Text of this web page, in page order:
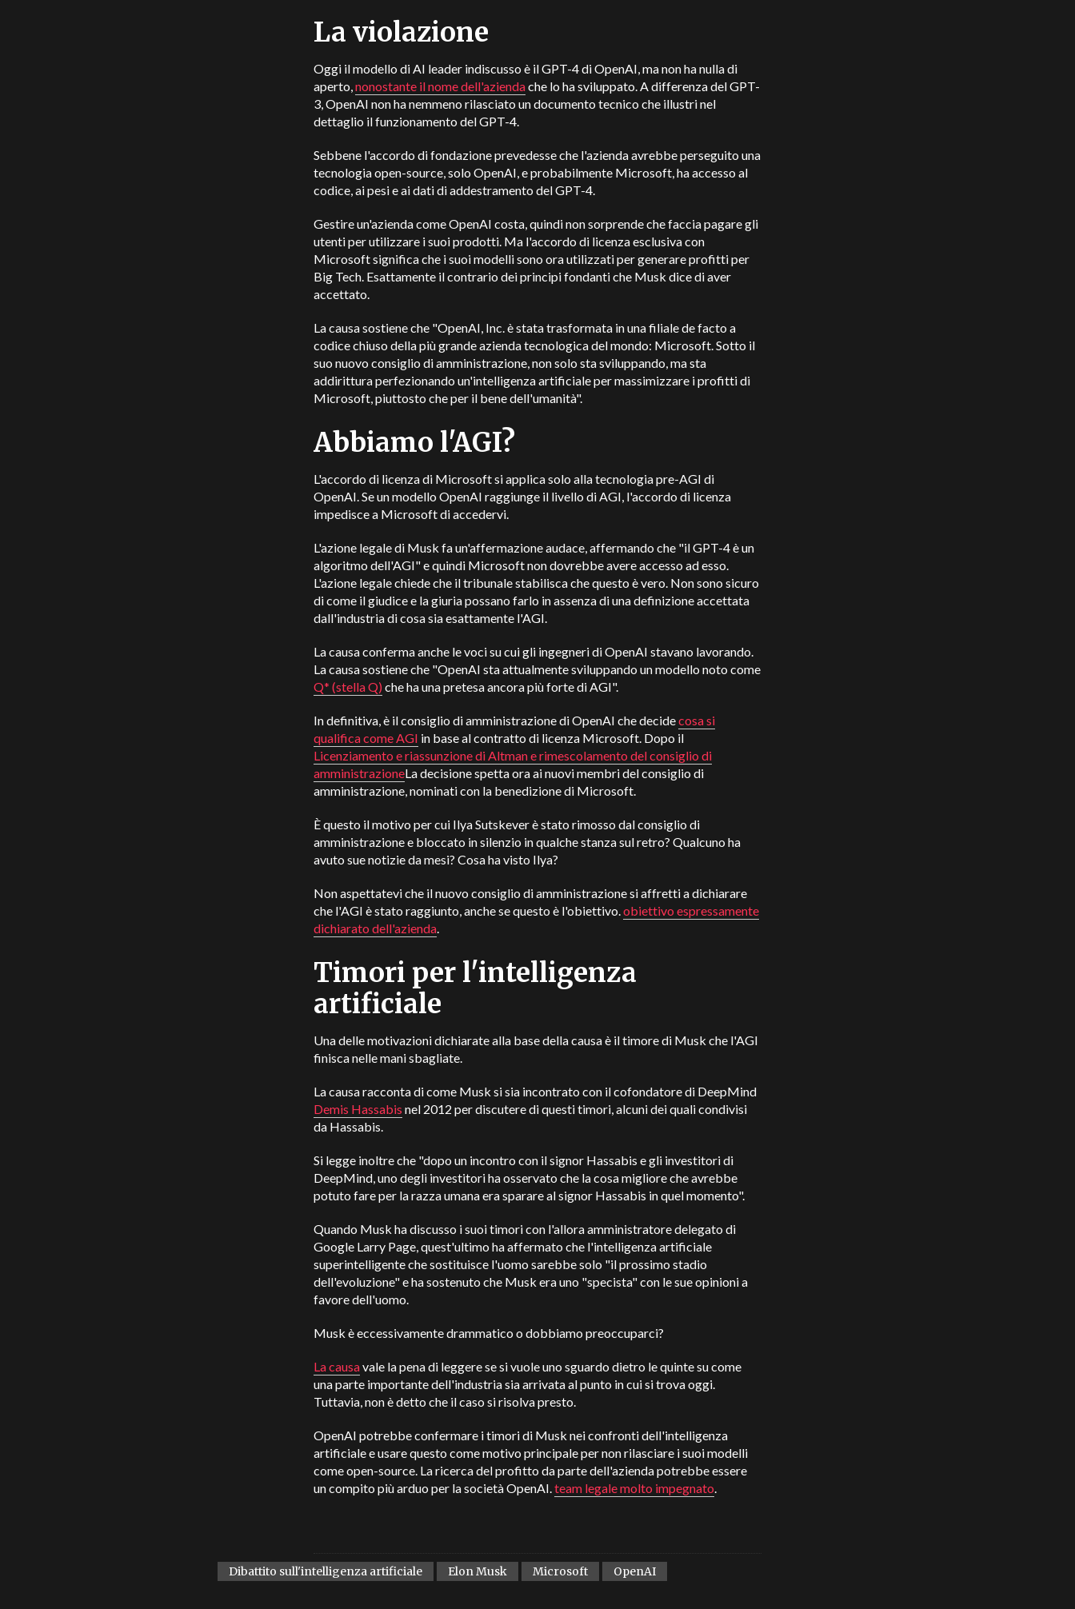
La violazione
Oggi il modello di AI leader indiscusso è il GPT-4 di OpenAI, ma non ha nulla di
aperto,nonostante il nome dell'aziendache lo ha sviluppato. A differenza del GPT-
3, OpenAI non ha nemmeno rilasciato un documento tecnico che illustri nel
dettaglio il funzionamento del GPT-4.
Sebbene l'accordo di fondazione prevedesse che l'azienda avrebbe perseguito una
tecnologia open-source, solo OpenAI, e probabilmente Microsoft, ha accesso al
codice, ai pesi e ai dati di addestramento del GPT-4.
Gestire un'azienda come OpenAI costa, quindi non sorprende che faccia pagare gli
utenti per utilizzare i suoi prodotti. Ma l'accordo di licenza esclusiva con
Microsoft significa che i suoi modelli sono ora utilizzati per generare profitti per
Big Tech. Esattamente il contrario dei principi fondanti che Musk dice di aver
accettato.
La causa sostiene che "OpenAI, Inc. è stata trasformata in una filiale de facto a
codice chiuso della più grande azienda tecnologica del mondo: Microsoft. Sotto il
suo nuovo consiglio di amministrazione, non solo sta sviluppando, ma sta
addirittura perfezionando un'intelligenza artificiale per massimizzare i profitti di
Microsoft, piuttosto che per il bene dell'umanità".
Abbiamo l'AGI?
L'accordo di licenza di Microsoft si applica solo alla tecnologia pre-AGI di
OpenAI. Se un modello OpenAI raggiunge il livello di AGI, l'accordo di licenza
impedisce a Microsoft di accedervi.
L'azione legale di Musk fa un'affermazione audace, affermando che "il GPT-4 è un
algoritmo dell'AGI" e quindi Microsoft non dovrebbe avere accesso ad esso.
L'azione legale chiede che il tribunale stabilisca che questo è vero. Non sono sicuro
di come il giudice e la giuria possano farlo in assenza di una definizione accettata
dall'industria di cosa sia esattamente l'AGI.
La causa conferma anche le voci su cui gli ingegneri di OpenAI stavano lavorando.
La causa sostiene che "OpenAI sta attualmente sviluppando un modello noto come
Q* (stella Q)che ha una pretesa ancora più forte di AGI".
In definitiva, è il consiglio di amministrazione di OpenAI che decidecosa si
qualifica come AGI in base al contratto di licenza Microsoft. Dopo il
Licenziamento e riassunzione di Altman e rimescolamento del consiglio di
amministrazioneLa decisione spetta ora ai nuovi membri del consiglio di
amministrazione, nominati con la benedizione di Microsoft.
È questo il motivo per cui Ilya Sutskever è stato rimosso dal consiglio di
amministrazione e bloccato in silenzio in qualche stanza sul retro? Qualcuno ha
avuto sue notizie da mesi? Cosa ha visto Ilya?
Non aspettatevi che il nuovo consiglio di amministrazione si affretti a dichiarare
che l'AGI è stato raggiunto, anche se questo è l'obiettivo.obiettivo espressamente
dichiarato dell'azienda.
Timori per l'intelligenza
artificiale
Una delle motivazioni dichiarate alla base della causa è il timore di Musk che l'AGI
finisca nelle mani sbagliate.
La causa racconta di come Musk si sia incontrato con il cofondatore di DeepMind
Demis Hassabis nel 2012 per discutere di questi timori, alcuni dei quali condivisi
da Hassabis.
Si legge inoltre che "dopo un incontro con il signor Hassabis e gli investitori di
DeepMind, uno degli investitori ha osservato che la cosa migliore che avrebbe
potuto fare per la razza umana era sparare al signor Hassabis in quel momento".
Quando Musk ha discusso i suoi timori con l'allora amministratore delegato di
Google Larry Page, quest'ultimo ha affermato che l'intelligenza artificiale
superintelligente che sostituisce l'uomo sarebbe solo "il prossimo stadio
dell'evoluzione" e ha sostenuto che Musk era uno "specista" con le sue opinioni a
favore dell'uomo.
Musk è eccessivamente drammatico o dobbiamo preoccuparci?
La causavale la pena di leggere se si vuole uno sguardo dietro le quinte su come
una parte importante dell'industria sia arrivata al punto in cui si trova oggi.
Tuttavia, non è detto che il caso si risolva presto.
OpenAI potrebbe confermare i timori di Musk nei confronti dell'intelligenza
artificiale e usare questo come motivo principale per non rilasciare i suoi modelli
come open-source. La ricerca del profitto da parte dell'azienda potrebbe essere
un compito più arduo per la società OpenAI.team legale molto impegnato.
Dibattito sull'intelligenza artificiale Elon Musk Microsoft OpenAI